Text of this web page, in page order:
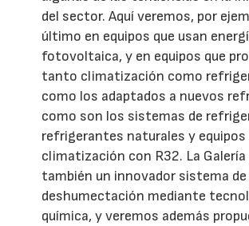
del sector. Aquí veremos, por
último en equipos que usan
fotovoltaica, y en equipos que
tanto climatización como
como los adaptados a nuevos
como son los sistemas de
refrigerantes naturales y equipos
climatización con R32. La
también un innovador sistema de
deshumectación mediante
química, y veremos además